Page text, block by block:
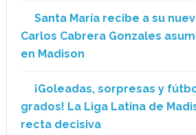
Santa María recibe a su
Carlos Cabrera Gonzales
en Madison
¡Goleadas, sorpresas y
grados! La Liga Latina de
recta decisiva